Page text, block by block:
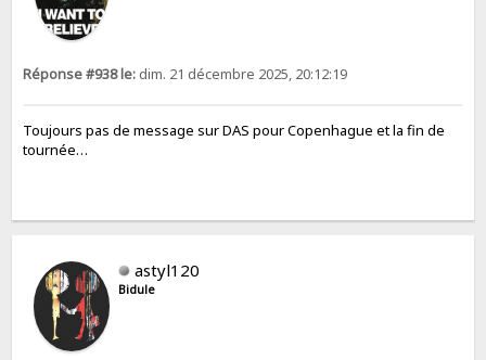
Réponse #938 le: dim. 21 décembre 2025, 20:12:19
Toujours pas de message sur DAS pour Copenhague et la fin de
tournée…
astyl120
Bidule